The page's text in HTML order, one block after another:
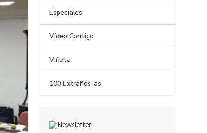
Especiales
Vídeo Contigo
Viñeta
100 Extraños-as